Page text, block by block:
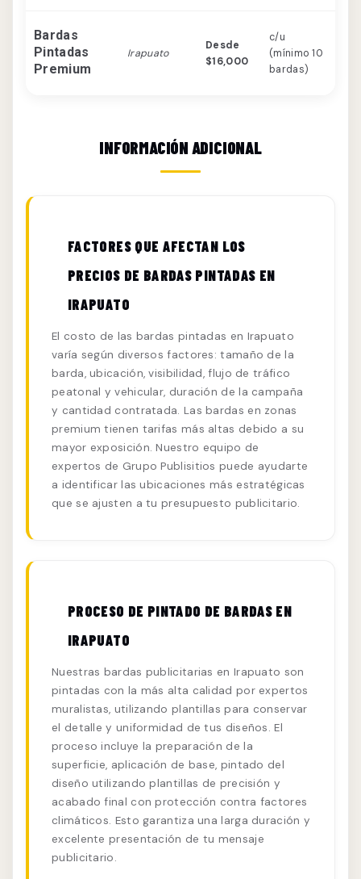
Bardas
Pintadas
Premium
Irapuato
Desde
$16,000
c/u
(mínimo 10
bardas)
INFORMACIÓN ADICIONAL
FACTORES QUE AFECTAN LOS
PRECIOS DE BARDAS PINTADAS EN
IRAPUATO
El costo de las bardas pintadas en Irapuato
varía según diversos factores: tamaño de la
barda, ubicación, visibilidad, flujo de tráfico
peatonal y vehicular, duración de la campaña
y cantidad contratada. Las bardas en zonas
premium tienen tarifas más altas debido a su
mayor exposición. Nuestro equipo de
expertos de Grupo Publisitios puede ayudarte
a identificar las ubicaciones más estratégicas
que se ajusten a tu presupuesto publicitario.
PROCESO DE PINTADO DE BARDAS EN
IRAPUATO
Nuestras bardas publicitarias en Irapuato son
pintadas con la más alta calidad por expertos
muralistas, utilizando plantillas para conservar
el detalle y uniformidad de tus diseños. El
proceso incluye la preparación de la
superficie, aplicación de base, pintado del
diseño utilizando plantillas de precisión y
acabado final con protección contra factores
climáticos. Esto garantiza una larga duración y
excelente presentación de tu mensaje
publicitario.